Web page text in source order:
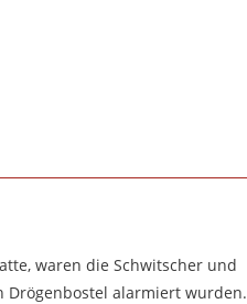
waren die Schwitscher und
Drögenbostel alarmiert wurden.